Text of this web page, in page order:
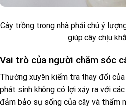
Cây trồng trong nhà phải chú ý
giúp cây chịu
Vai trò của người chăm sóc
Thường xuyên kiểm tra thay đổi
phát sinh không có lợi xảy ra với
đảm bảo sự sống của cây và thẩm